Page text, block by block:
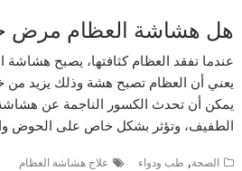
هل هشاشة العظام مرض
عندما تفقد العظام كثافتها، يصبح هشاشة
يعني أن العظام تصبح هشة وذلك يزيد من
يمكن أن تحدث الكسور الناجمة عن
الطفيف، وتؤثر بشكل خاص على الحوض
الصحة, طب ودواء علاج هشاشة العظام